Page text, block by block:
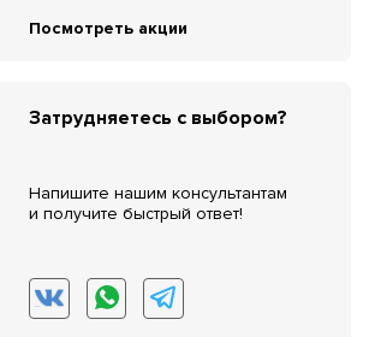
Посмотреть акции
Затрудняетесь с выбором?
Напишите нашим консультантам
и получите быстрый ответ!